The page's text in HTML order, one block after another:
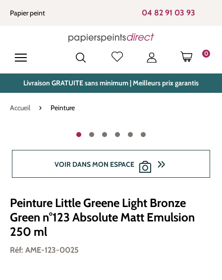
principal
Papier peint 04 82 91 03 93
0
LE
Livraison GRATUITE sans minimum | Meilleurs prix garantis
Accueil Peinture
VOIR DANS MON ESPACE
Peinture Little Greene Light Bronze
Green n°123 Absolute Matt Emulsion
250 ml
Réf: AME-123-0025